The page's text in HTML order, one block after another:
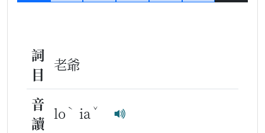
詞
目
老爺
音
讀
lo ˋ ia ˇ